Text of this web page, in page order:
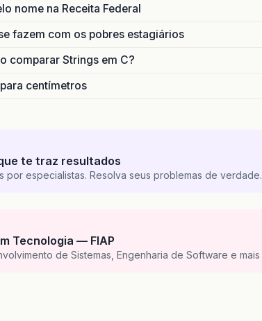
nome na Receita Federal
fazem com os pobres estagiários
comparar Strings em C?
centímetros
te traz resultados
por especialistas. Resolva seus problemas de verdade.
Tecnologia — FIAP
de Sistemas, Engenharia de Software e mais